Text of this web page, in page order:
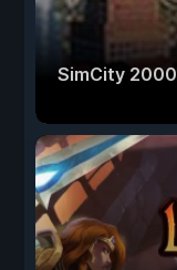
SimCity 2000